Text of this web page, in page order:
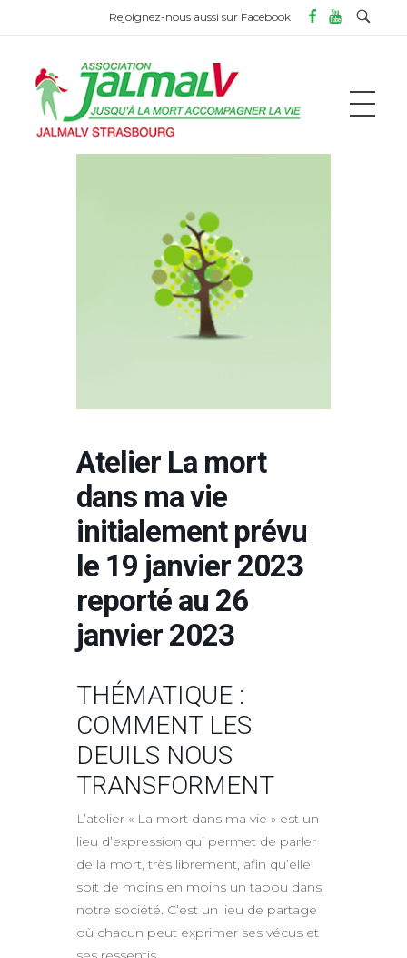
Rejoignez-nous aussi sur Facebook
Atelier La mort
dans ma vie
initialement prévu
le 19 janvier 2023
reporté au 26
janvier 2023
THÉMATIQUE :
COMMENT LES
DEUILS NOUS
TRANSFORMENT
L’atelier « La mort dans ma vie » est un
lieu d’expression qui permet de parler
de la mort, très librement, afin qu’elle
soit de moins en moins un tabou dans
notre société. C’est un lieu de partage
où chacun peut exprimer ses vécus et